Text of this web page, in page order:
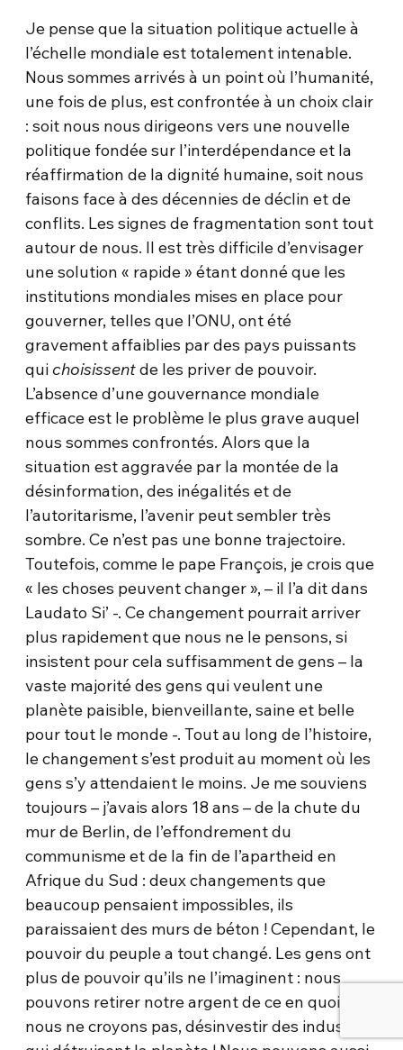
Je pense que la situation politique actuelle à
l’échelle mondiale est totalement intenable.
Nous sommes arrivés à un point où l’humanité,
une fois de plus, est confrontée à un choix clair
: soit nous nous dirigeons vers une nouvelle
politique fondée sur l’interdépendance et la
réaffirmation de la dignité humaine, soit nous
faisons face à des décennies de déclin et de
conflits. Les signes de fragmentation sont tout
autour de nous. Il est très difficile d’envisager
une solution « rapide » étant donné que les
institutions mondiales mises en place pour
gouverner, telles que l’ONU, ont été
gravement affaiblies par des pays puissants
quichoisissentde les priver de pouvoir.
L’absence d’une gouvernance mondiale
efficace est le problème le plus grave auquel
nous sommes confrontés. Alors que la
situation est aggravée par la montée de la
désinformation, des inégalités et de
l’autoritarisme, l’avenir peut sembler très
sombre. Ce n’est pas une bonne trajectoire.
Toutefois, comme le pape François, je crois que
« les choses peuvent changer », – il l’a dit dans
Laudato Si’ -. Ce changement pourrait arriver
plus rapidement que nous ne le pensons, si
insistent pour cela suffisamment de gens – la
vaste majorité des gens qui veulent une
planète paisible, bienveillante, saine et belle
pour tout le monde -. Tout au long de l’histoire,
le changement s’est produit au moment où les
gens s’y attendaient le moins. Je me souviens
toujours – j’avais alors 18 ans – de la chute du
mur de Berlin, de l’effondrement du
communisme et de la fin de l’apartheid en
Afrique du Sud : deux changements que
beaucoup pensaient impossibles, ils
paraissaient des murs de béton ! Cependant, le
pouvoir du peuple a tout changé. Les gens ont
plus de pouvoir qu’ils ne l’imaginent : nous
pouvons retirer notre argent de ce en quoi
nous ne croyons pas, désinvestir des industries